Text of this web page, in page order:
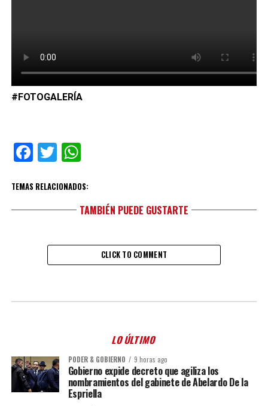
#FOTOGALERÍA
Facebook
TwitterWhatsApp
TEMAS RELACIONADOS:
TAMBIÉN PUEDE GUSTARTE
CLICK TO COMMENT
LO ÚLTIMO
PODER & GOBIERNO 9 horas ago
Gobierno expide decreto que agiliza los
nombramientos del gabinete de Abelardo De la
Espriella